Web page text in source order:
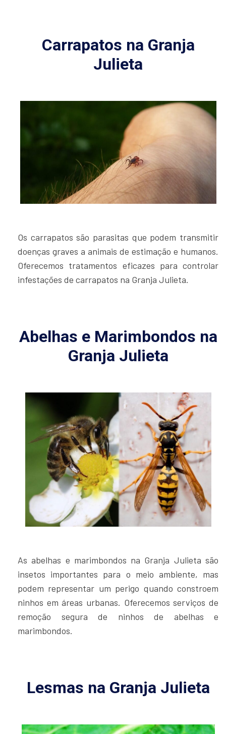
Carrapatos na Granja
Julieta
Os carrapatos são parasitas que podem transmitir
doenças graves a animais de estimação e humanos.
Oferecemos tratamentos eficazes para controlar
infestações de carrapatos na Granja Julieta.
Abelhas e Marimbondos na
Granja Julieta
As abelhas e marimbondos na Granja Julieta são
insetos importantes para o meio ambiente, mas
podem representar um perigo quando constroem
ninhos em áreas urbanas. Oferecemos serviços de
remoção segura de ninhos de abelhas e
marimbondos.
Lesmas na Granja Julieta